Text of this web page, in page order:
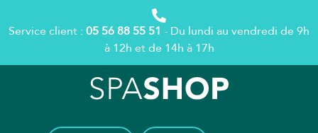
Service client : 05 56 88 55 51 - Du lundi au vendredi de 9h
à 12h et de 14h à 17h